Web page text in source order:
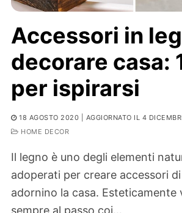
Accessori in
decorare casa:
per ispirarsi
18 AGOSTO 2020 | AGGIORNATO IL 4
HOME DECOR
Il legno è uno degli elementi
adoperati per creare accessori
adornino la casa. Esteticamente
sempre al passo coi…